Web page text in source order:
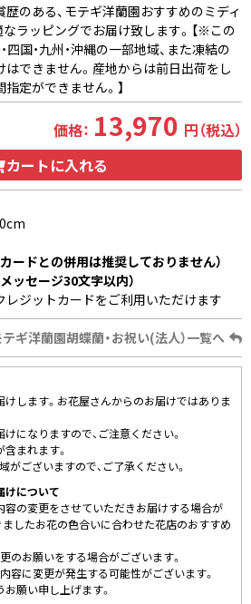
のある、モテギ洋蘭園おすすめのミディ
ラッピングでお届け致します。【※この
四国・九州・沖縄の一部地域、また凍結の
できません。産地からは前日出荷をし
定ができません。】
価格： 13,970 円（税込）
カートに入れる
ードとの併用は推奨しておりません）
ッセージ30文字以内）
レジットカードをご利用いただけます
テギ洋蘭園胡蝶蘭・お祝い(法人）一覧へ
します。お花屋さんからのお届けではありま
になりますので、ご注意ください。
含まれます。
がございますので、ご了承ください。
について
容の変更をさせていただきお届けする場合が
したお花の色合いに合わせた花店のおすすめ
のお願いをする場合がございます。
容に変更が発生する可能性がございます。
願い申し上げます。